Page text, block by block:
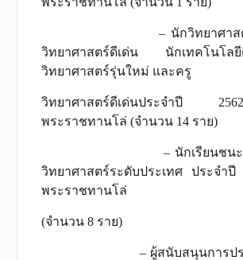
– นักวิทยาศาสตร์อ
วิทยาศาสตร์ดีเด่น นักเทคโนโ
วิทยาศาสตร์รุ่นใหม่ และครู
วิทยาศาสตร์ดีเด่นประจำปี
พระราชทานโล่ (จำนวน 14 ราย)
– นักเรียนชนะเลิศโ
วิทยาศาสตร์ระดับประเทศ ประจำปี
พระราชทานโล่
(จำนวน 8 ราย)
– ผู้สนับสนุนการประชุ